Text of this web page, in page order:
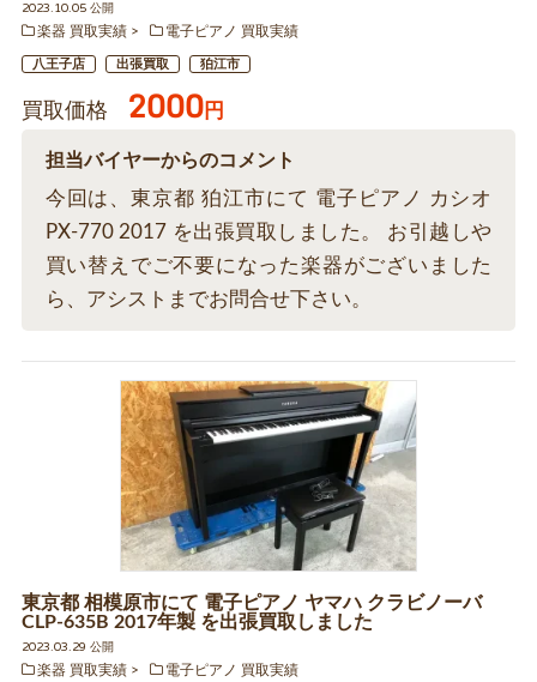
2023.10.05 公開
楽器 買取実績
電子ピアノ 買取実績
八王子店 出張買取 狛江市
買取価格 2000円
担当バイヤーからのコメント
今回は、東京都 狛江市にて 電子ピアノ カシオ
PX-770 2017 を出張買取しました。 お引越しや
買い替えでご不要になった楽器がございました
ら、アシストまでお問合せ下さい。
東京都 相模原市にて 電子ピアノ ヤマハ クラビノーバ
CLP-635B 2017年製 を出張買取しました
2023.03.29 公開
楽器 買取実績
電子ピアノ 買取実績